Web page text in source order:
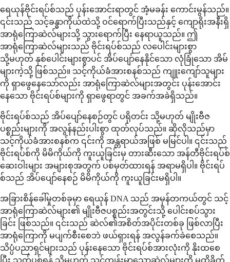
ရေယုန်ဗိုင်းရပ်စ်သည် ပုန်းအောင်းရာတွင် အံ့မခန်း ကောင်းမွန်သည်။
၎င်းသည် သင့်ခန္ဓာကိုယ်ထဲသို့ ဝင်ရောက်ပြီးသည်နှင့် ကျောရိုးအနီးရှိ
အာရုံကြောဆဲလ်များသို့ သွားရောက်ပြီး နေရာယူသည်။ ဤ
အာရုံကြောဆဲလ်များသည် ဗိုင်းရပ်စ်သည် လပေါင်းများစွာ
သို့မဟုတ် နှစ်ပေါင်းများစွာပင် အိပ်ပျော်နေနိုင်သော လုံခြုံသော အိမ်
များကဲ့သို့ ဖြစ်သည်။ သင့်ကိုယ်ခံအားစနစ်သည် ကျူးကျော်သူများ
ကို ရှာဖွေနေသော်လည်း အာရုံကြောဆဲလ်များအတွင်း ပုန်းအောင်း
နေသော ဗိုင်းရပ်စ်များကို ရှာဖွေရာတွင် အခက်အခဲရှိသည်။
ဗိုင်းရပ်စ်သည် အိပ်ပျော်နေစဉ်တွင် ပရိုတင်း သို့မဟုတ် မျိုးဗီဇ
ပစ္စည်းများကို အလွန်နည်းပါးစွာ ထုတ်လုပ်သည်။ ဆိုလိုသည်မှာ
သင့်ကိုယ်ခံအားစနစ်က ၎င်းကို အန္တရာယ်အဖြစ် မမြင်ပါ။ ၎င်းသည်
ဗိုင်းရပ်စ်ကို မိမိကိုယ်ကို ကူးယူခြင်းမှ တားဆီးသော အန်တီဗိုင်းရပ်စ်
ဆေးဝါးများ အများစုအတွက် ပစ်မှတ်ထားရန် အရာမရှိပါ။ ဗိုင်းရပ်
စ်သည် အိပ်ပျော်နေစဉ် မိမိကိုယ်ကို ကူးယူခြင်းမရှိပါ။
အခြားစိန်ခေါ်မှုတစ်ခုမှာ ရေယုန် DNA သည် အမှန်တကယ်တွင် သင့်
အာရုံကြောဆဲလ်များ၏ မျိုးဗီဇပစ္စည်းအတွင်းသို့ ပေါင်းစပ်သွား
ခြင်း ဖြစ်သည်။ ၎င်းသည် ဆဲလ်၏အစိတ်အပိုင်းတစ်ခု ဖြစ်လာပြီး
အာရုံကြောကို မပျက်စီးစေဘဲ ဖယ်ရှားရန် အလွန်ခက်ခဲစေသည်။
သိပ္ပံပညာရှင်များသည် ပုန်းနေသော ဗိုင်းရပ်စ်အားလုံးကို နိုးထစေ
ပြီး သတ်ပစ်ရန် သို့မဟုတ် သင့်ကျန်းမာသောဆဲလ်များကို မထိခိုက်